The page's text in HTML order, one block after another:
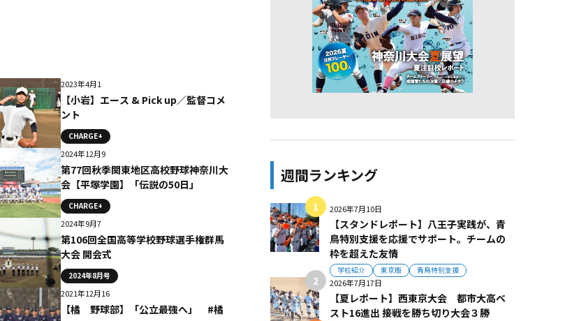
2023年4月1
【小岩】エース & Pick up／監督コメ
ント
CHARGE+
2024年12月9
第77回秋季関東地区高校野球神奈川大
会【平塚学園】「伝説の50日」
CHARGE+
2024年9月7
第106回全国高等学校野球選手権群馬
大会 開会式
2024年8月号
2021年12月16
【橘 野球部】「公立最強へ」 #橘
週間ランキング
2026年7月10日
【スタンドレポート】八王子実践が、青
鳥特別支援を応援でサポート。チームの
枠を超えた友情
学校紹介 東京版 青鳥特別支援
2026年7月17日
【夏レポート】西東京大会 都市大高ベ
スト16進出 接戦を勝ち切り大会３勝